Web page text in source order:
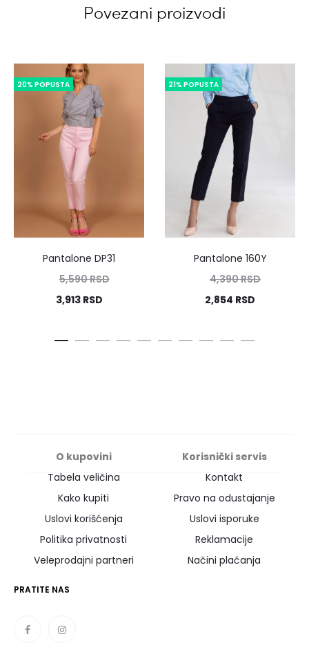
Povezani proizvodi
20% POPUSTA
Pantalone DP31
5,590RSD
3,913 RSD
21% POPUSTA
Pantalone 160Y
4,390RSD
2,854 RSD
O kupovini
Korisnički servis
Tabela veličina
Kontakt
Kako kupiti
Pravo na odustajanje
Uslovi korišćenja
Uslovi isporuke
Politika privatnosti
Reklamacije
Veleprodajni partneri
Načini plaćanja
PRATITE NAS